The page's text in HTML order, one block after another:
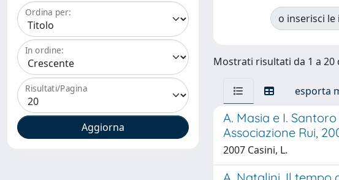
Ordina per:
In ordine:
Risultati/Pagina
o inserisci le
Mostrati risultati da 1 a 20
esporta
A. Masia e I.
Associazione Rui,
2007 Casini, L.